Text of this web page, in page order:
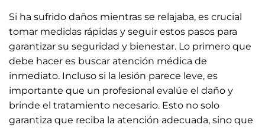
Si ha sufrido daños mientras se relajaba, es crucial
tomar medidas rápidas y seguir estos pasos para
garantizar su seguridad y bienestar. Lo primero que
debe hacer es buscar atención médica de
inmediato. Incluso si la lesión parece leve, es
importante que un profesional evalúe el daño y
brinde el tratamiento necesario. Esto no solo
garantiza que reciba la atención adecuada, sino que